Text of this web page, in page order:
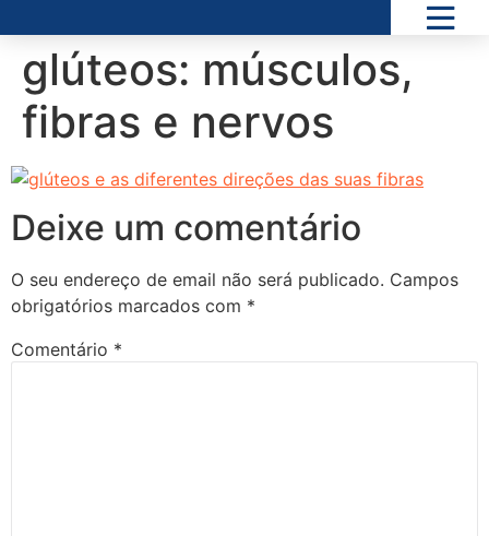
glúteos: músculos,
fibras e nervos
Deixe um comentário
O seu endereço de email não será publicado. Campos
obrigatórios marcados com *
Comentário *